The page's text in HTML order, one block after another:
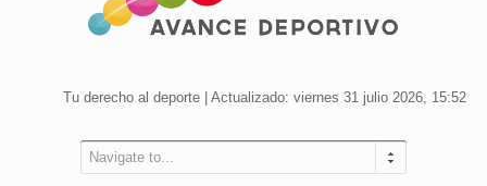
Tu derecho al deporte | Actualizado: viernes 31 julio 2026, 15:52
Navigate to...